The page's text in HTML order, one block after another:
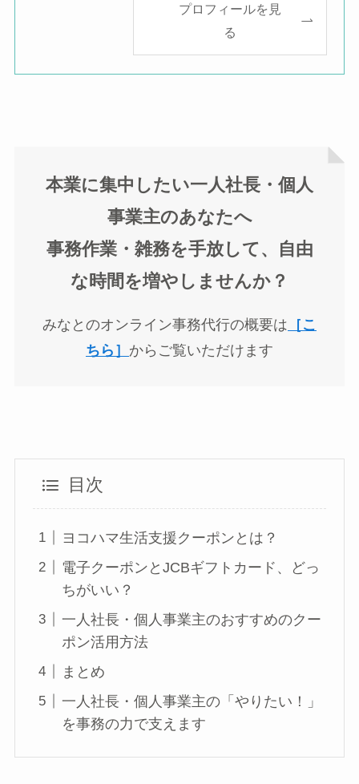
プロフィールを見
る
本業に集中したい一人社長・個人
事業主のあなたへ
事務作業・雑務を手放して、自由
な時間を増やしませんか？
みなとのオンライン事務代行の概要は ［こ
ちら］ からご覧いただけます
目次
ヨコハマ生活支援クーポンとは？
電子クーポンとJCBギフトカード、どっ
ちがいい？
一人社長・個人事業主のおすすめのクー
ポン活用方法
まとめ
一人社長・個人事業主の「やりたい！」
を事務の力で支えます